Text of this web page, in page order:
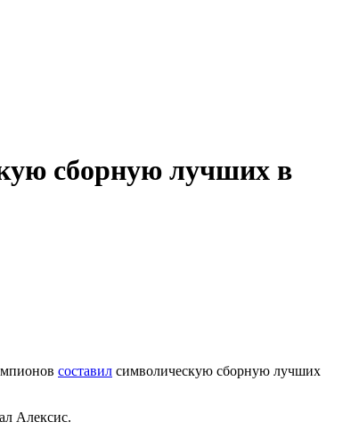
сборную лучших в
составил символическую сборную лучших
Алексис.